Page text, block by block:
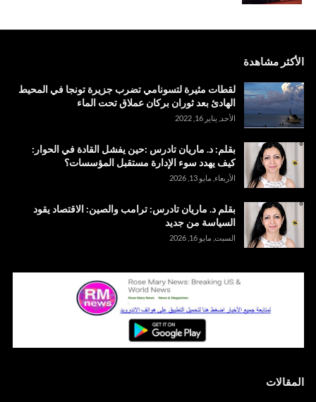
الأكثر مشاهدة
لقطات مثيرة لتسونامي تضرب جزيرة تونجا في المحيط
الهادئ بعد ثوران بركان عملاق تحت الماء
الأحد, يناير 16, 2022
بقلم: د. ماريان تادرس :حين يفشل القادة في الحوار:
كيف يهدد سوء الإدارة مستقبل المؤسسات؟
الأربعاء, مايو 13, 2026
بقلم د. ماريان تادرس: ترامب والصين: الاقتصاد يقود
السياسة من جديد
السبت, مايو 16, 2026
المقالات